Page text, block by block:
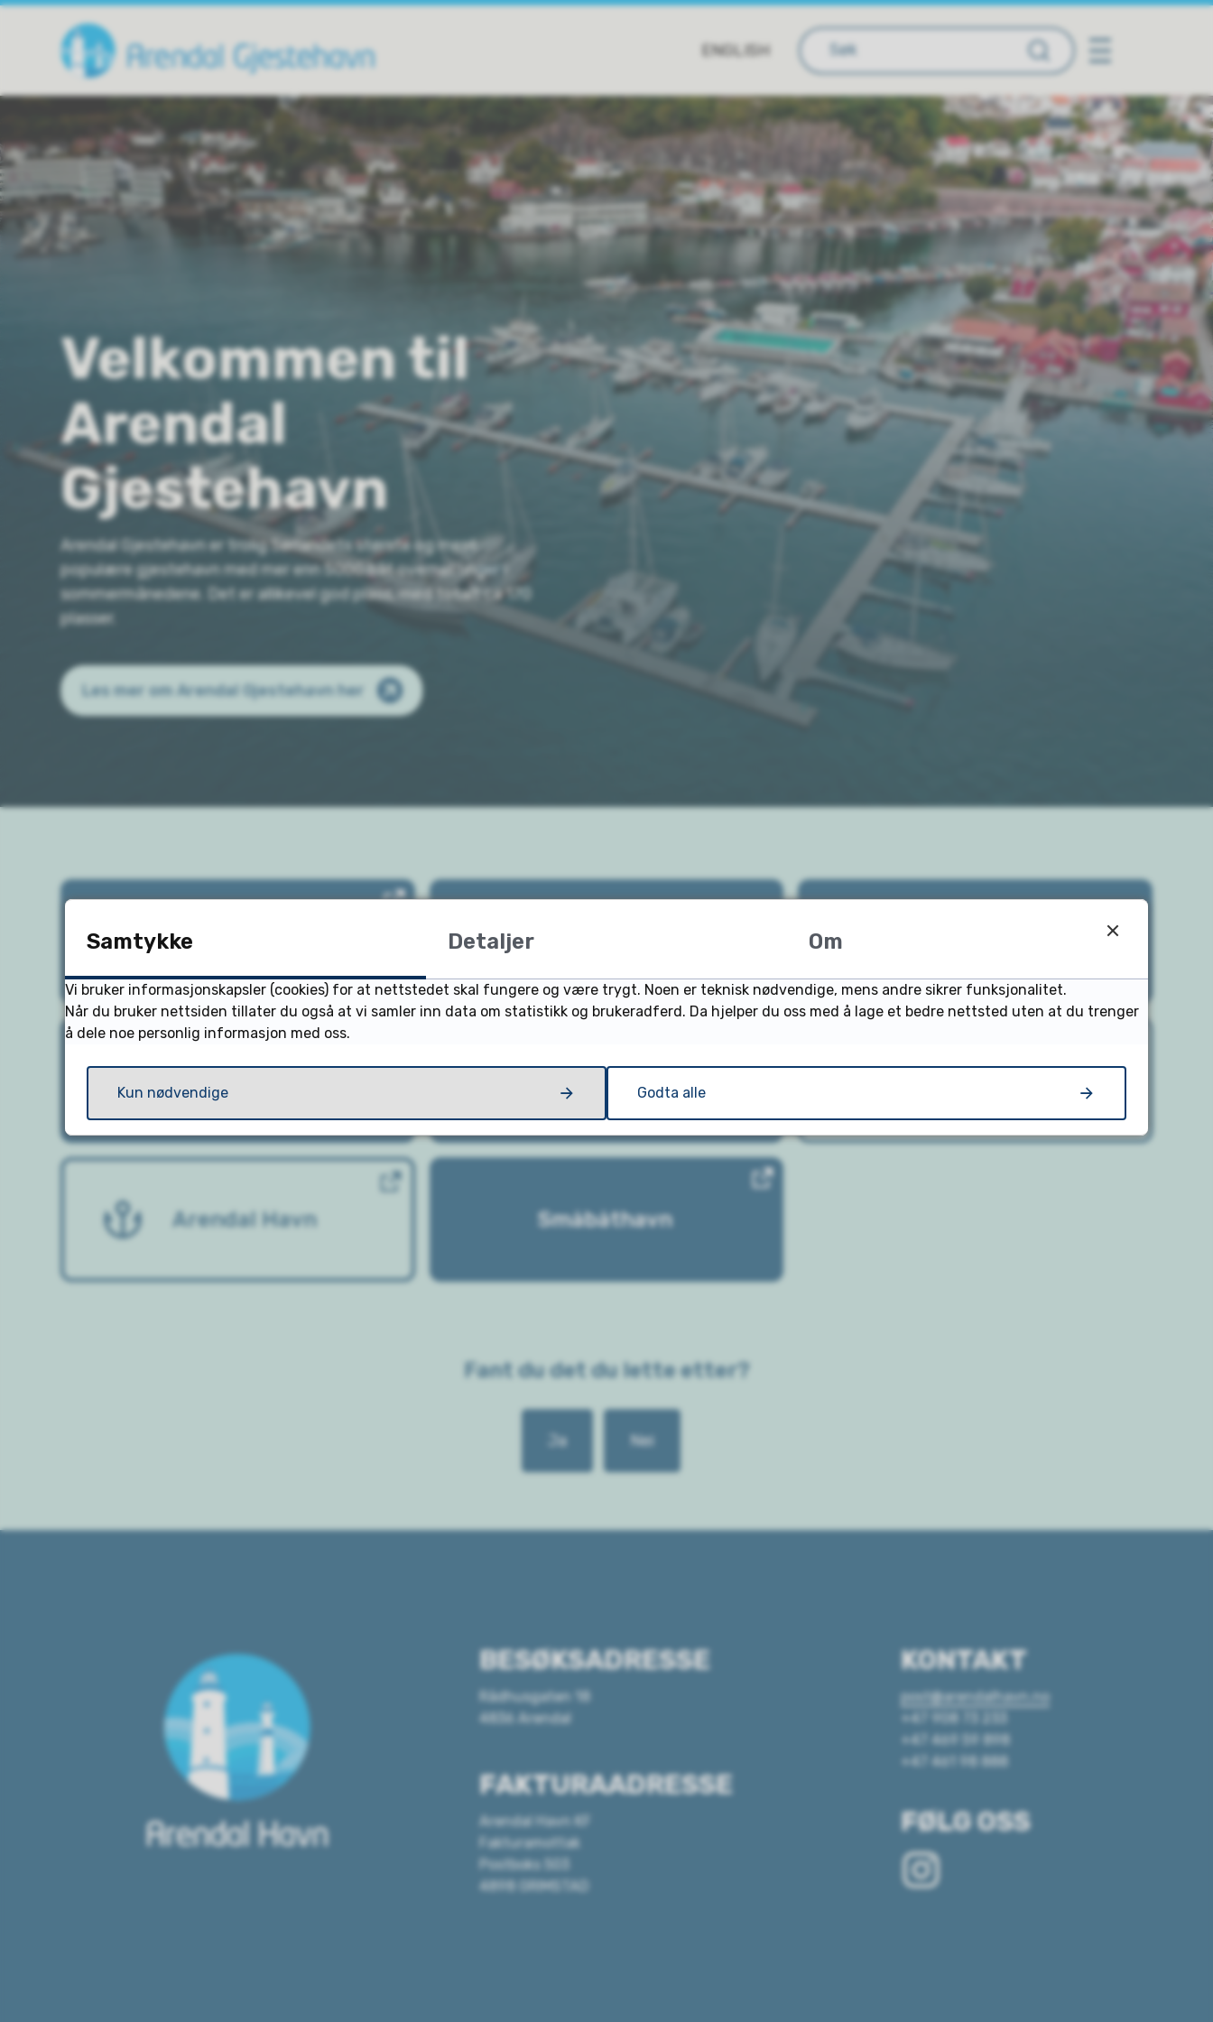
ENGLISH
Velkommen til
Arendal
Gjestehavn
Arendal Gjestehavn er trolig Sørlandets største og mest
populære gjestehavn med mer enn 5000 båt overnattinger i
sommermånedene. Det er allikevel god plass, med totalt ca 170
plasser.
Les mer om Arendal Gjestehavn her
Plassbestilling
Basseng Sikkerhet
Arendal Havn Småbåthavn
Fant du det du lette etter?
Ja Nei
BESØKSADRESSE
Rådhusgaten 18
4836 Arendal
FAKTURAADRESSE
Arendal Havn KF
Fakturamottak
Postboks 503
4898 GRIMSTAD
KONTAKT
post@arendalhavn.no
+47 908 73 233
+47 469 59 898
+47 461 98 888
FØLG OSS
Samtykke Detaljer Om
Vi bruker informasjonskapsler (cookies) for at nettstedet skal fungere og være trygt. Noen er teknisk nødvendige, mens andre sikrer funksjonalitet.
Når du bruker nettsiden tillater du også at vi samler inn data om statistikk og brukeradferd. Da hjelper du oss med å lage et bedre nettsted uten at du trenger
å dele noe personlig informasjon med oss.
Kun nødvendige Godta alle